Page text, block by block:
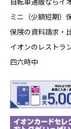
ミニ（少額短期）
保険の資料請求・
イオンのレストラ
四六時中